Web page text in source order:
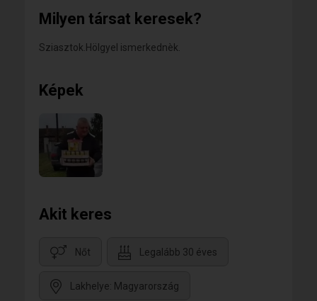
Milyen társat keresek?
Sziasztok.Hölgyel ismerkednèk.
Képek
Akit keres
Nőt Legalább 30 éves
Lakhelye: Magyarország